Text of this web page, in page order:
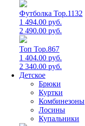
Футболка Top.1132
1 494.00 руб.
2 490.00 руб.
Топ Top.867
1 404.00 руб.
2 340.00 руб.
Детское
Брюки
Куртки
Комбинезоны
Лосины
Купальники